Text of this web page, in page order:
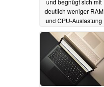
und begnügt sich mit
deutlich weniger RAM
und CPU-Auslastung
05.03.2021